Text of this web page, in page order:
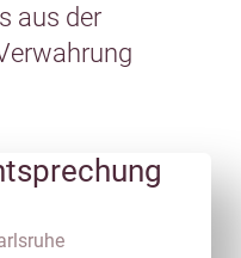
aus der